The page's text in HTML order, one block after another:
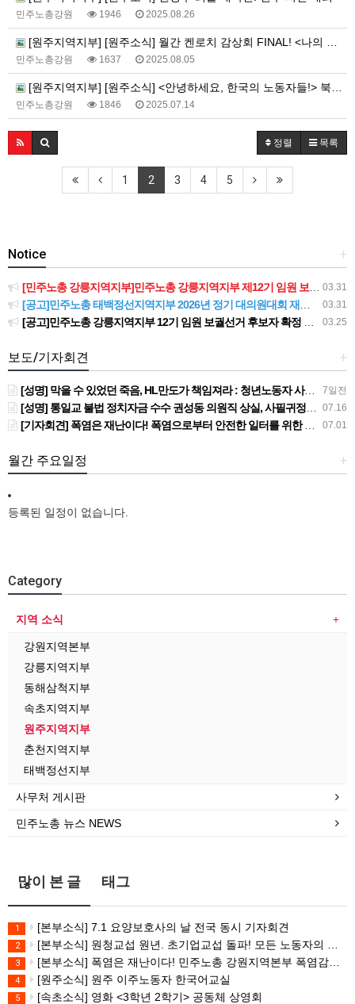
민주노총강원 1946 2025.08.26
[원주지역지부] [원주소식] 월간 켄로치 감상회 FINAL! <나의 올드 오크> 야외상영회
민주노총강원 1637 2025.08.05
[원주지역지부] [원주소식] <안녕하세요, 한국의 노동자들!> 북토크 진행
민주노총강원 1846 2025.07.14
정렬 목록
1 2 3 4 5
+
Notice
03.31
[민주노총 강릉지역지부]민주노총 강릉지역지부 제12기 임원 보궐선거결과 공고
03.31
[공고]민주노총 태백정선지역지부 2026년 정기 대의원대회 재소집 건
03.25
[공고]민주노총 강릉지역지부 12기 임원 보궐선거 후보자 확정 공고
+
보도/기자회견
7일전
[성명] 막을 수 있었던 죽음, HL만도가 책임져라 : 청년노동자 사망사고의 철저한 진상규명과 재발방지 대책 마련하라
07.16
[성명] 통일교 불법 정치자금 수수 권성동 의원직 상실, 사필귀정이다
07.01
[기자회견] 폭염은 재난이다! 폭염으로부터 안전한 일터를 위한 민주노총 강원지역본부 폭염감시단 선포 기자회견
+
월간 주요일정
등록된 일정이 없습니다.
Category
지역 소식
강원지역본부
강릉지역지부
동해삼척지부
속초지역지부
원주지역지부
춘천지역지부
태백정선지부
사무처 게시판
민주노총 뉴스 NEWS
많이 본 글 태그
1 [본부소식] 7.1 요양보호사의 날 전국 동시 기자회견
2 [본부소식] 원청교섭 원년. 초기업교섭 돌파! 모든 노동자의 노동기본권 쟁취! 민주노총 7.15 총파업대회
3 [본부소식] 폭염은 재난이다! 민주노총 강원지역본부 폭염감시단 선포 기자회견
4 [원주소식] 원주 이주노동자 한국어교실
5 [속초소식] 영화 <3학년 2학기> 공동체 상영회